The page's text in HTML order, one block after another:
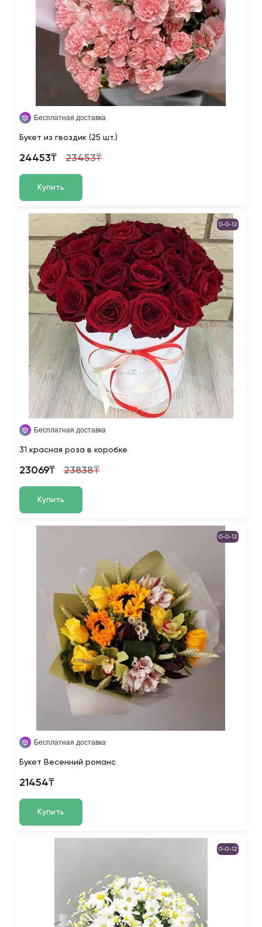
Бесплатная доставка
Букет из гвоздик (25 шт.)
24453₸ 23453₸
Купить
0-0-12
Бесплатная доставка
31 красная роза в коробке
23069₸ 23838₸
Купить
0-0-12
Бесплатная доставка
Букет Весенний романс
21454₸
Купить
0-0-12